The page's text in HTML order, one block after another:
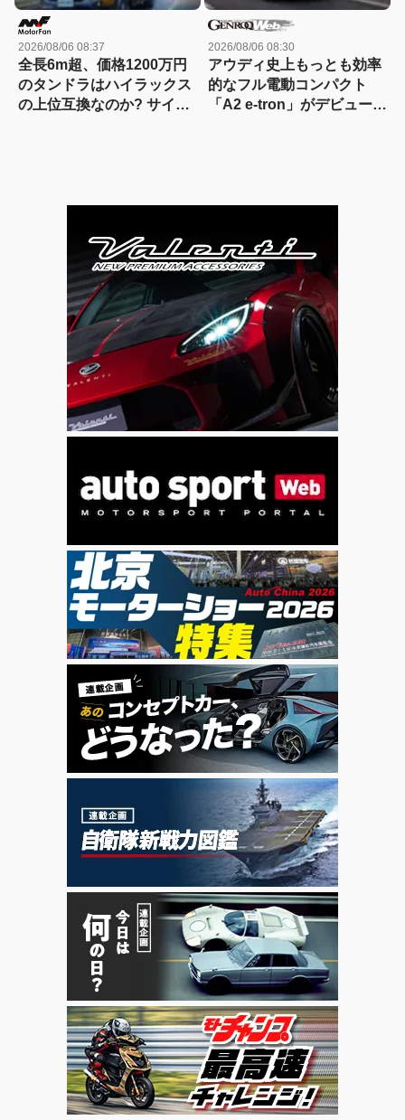
2026/08/06 08:37
全長6m超、価格1200万円
のタンドラはハイラックス
の上位互換なのか? サイ
2026/08/06 08:30
アウディ史上もっとも効率
的なフル電動コンパクト
「A2 e-tron」がデビュー前